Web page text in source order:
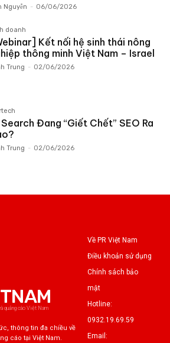
Nguyễn - 06/06/2026
doanh
Kết nối hệ sinh thái nông
thông minh Việt Nam – Israel
Trung - 02/06/2026
Search Đang “Giết Chết” SEO Ra
Trung - 02/06/2026
quảng cáo Việt Nam
thông tin đa chiều về
cáo tại Việt Nam.
Về PR Việt Nam
Điều khoản sử dụng
Chính sách bảo
mật
Hotline:
0932.19.69.59
Email: